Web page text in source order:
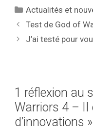
Catégories
Actualités et
Test de God of
J’ai testé pour
1 réflexion au
Warriors 4 –
d’innovations »